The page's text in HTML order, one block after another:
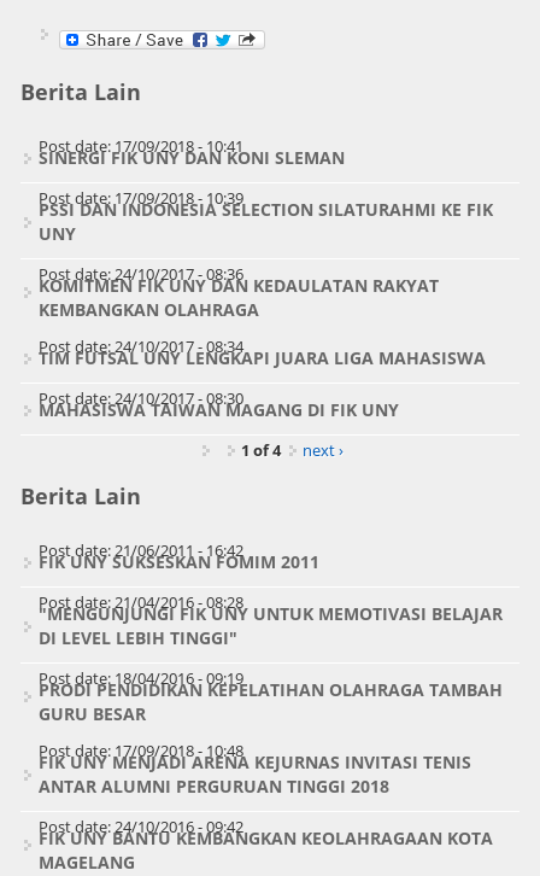
Berita Lain
Post date: 17/09/2018 - 10:41
SINERGI FIK UNY DAN KONI SLEMAN
Post date: 17/09/2018 - 10:39
PSSI DAN INDONESIA SELECTION SILATURAHMI KE FIK
UNY
Post date: 24/10/2017 - 08:36
KOMITMEN FIK UNY DAN KEDAULATAN RAKYAT
KEMBANGKAN OLAHRAGA
Post date: 24/10/2017 - 08:34
TIM FUTSAL UNY LENGKAPI JUARA LIGA MAHASISWA
Post date: 24/10/2017 - 08:30
MAHASISWA TAIWAN MAGANG DI FIK UNY
1 of 4 next ›
Berita Lain
Post date:21/06/2011 - 16:42
FIK UNY SUKSESKAN FOMIM 2011
Post date:21/04/2016 - 08:28
"MENGUNJUNGI FIK UNY UNTUK MEMOTIVASI BELAJAR
DI LEVEL LEBIH TINGGI"
Post date: 18/04/2016 - 09:19
PRODI PENDIDIKAN KEPELATIHAN OLAHRAGA TAMBAH
GURU BESAR
Post date: 17/09/2018 - 10:48
FIK UNY MENJADI ARENA KEJURNAS INVITASI TENIS
ANTAR ALUMNI PERGURUAN TINGGI 2018
Post date:24/10/2016 - 09:42
FIK UNY BANTU KEMBANGKAN KEOLAHRAGAAN KOTA
MAGELANG